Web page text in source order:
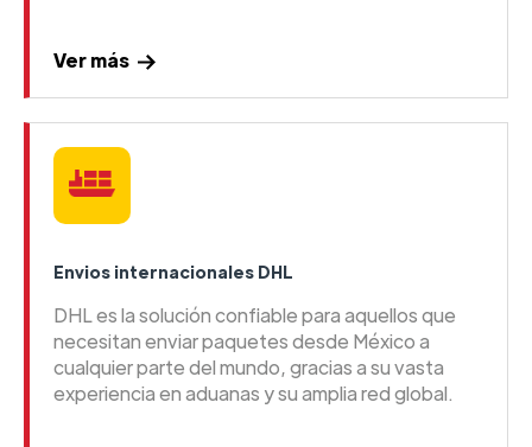
Ver más
Envios internacionales DHL
DHL es la solución confiable para aquellos que
necesitan enviar paquetes desde México a
cualquier parte del mundo, gracias a su vasta
experiencia en aduanas y su amplia red global.